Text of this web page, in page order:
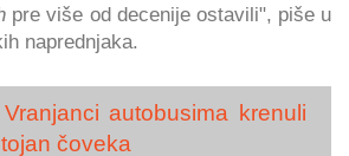
pre više od decenije ostavili", piše u
naprednjaka.
autobusima krenuli
čoveka